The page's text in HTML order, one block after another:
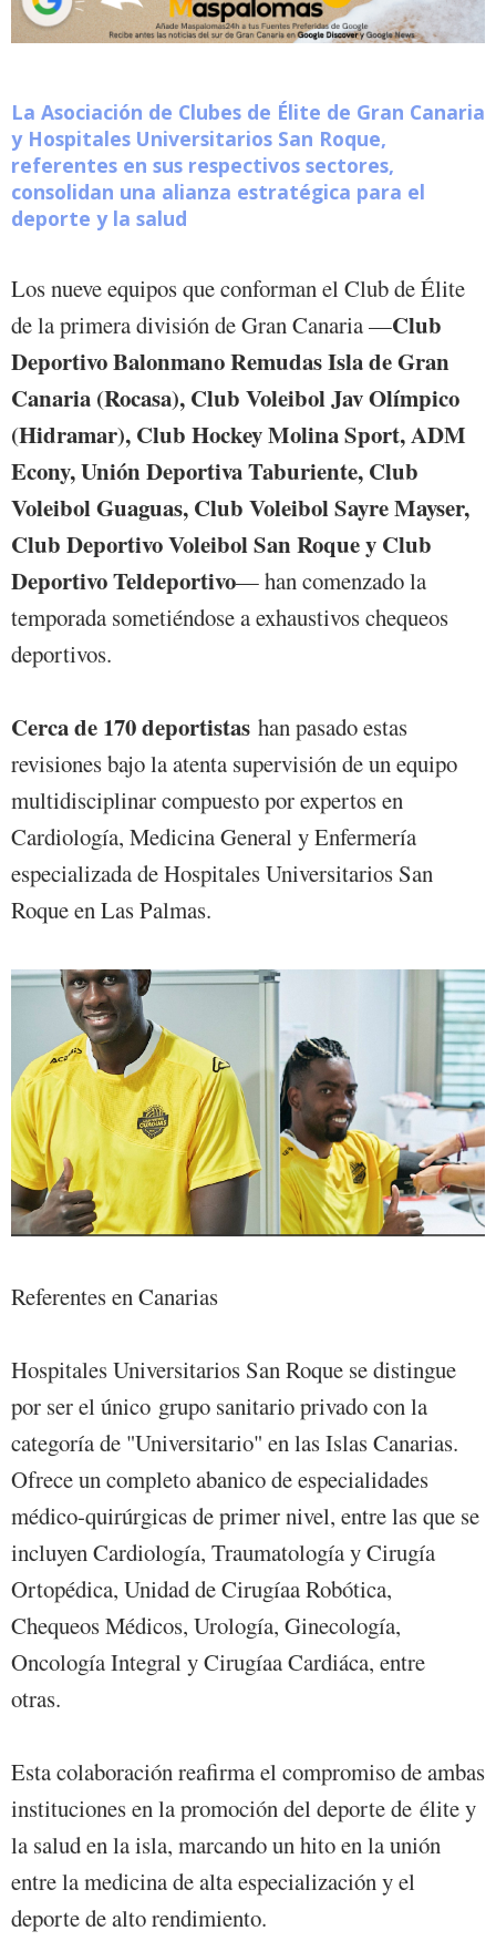
La Asociación de Clubes de Élite de Gran Canaria
y Hospitales Universitarios San Roque,
referentes en sus respectivos sectores,
consolidan una alianza estratégica para el
deporte y la salud
Los nueve equipos que conforman el Club de Élite
de la primera división de Gran Canaria —Club
Deportivo Balonmano Remudas Isla de Gran
Canaria (Rocasa), Club Voleibol Jav Olímpico
(Hidramar), Club Hockey Molina Sport, ADM
Econy, Unión Deportiva Taburiente, Club
Voleibol Guaguas, Club Voleibol Sayre Mayser,
Club Deportivo Voleibol San Roque y Club
Deportivo Teldeportivo— han comenzado la
temporada sometiéndose a exhaustivos chequeos
deportivos.
Cerca de 170 deportistas han pasado estas
revisiones bajo la atenta supervisión de un equipo
multidisciplinar compuesto por expertos en
Cardiología, Medicina General y Enfermería
especializada de Hospitales Universitarios San
Roque en Las Palmas.
Referentes en Canarias
Hospitales Universitarios San Roque se distingue
por ser el único grupo sanitario privado con la
categoría de "Universitario" en las Islas Canarias.
Ofrece un completo abanico de especialidades
médico-quirúrgicas de primer nivel, entre las que se
incluyen Cardiología, Traumatología y Cirugía
Ortopédica, Unidad de Cirugíaa Robótica,
Chequeos Médicos, Urología, Ginecología,
Oncología Integral y Cirugíaa Cardiáca, entre
otras.
Esta colaboración reafirma el compromiso de ambas
instituciones en la promoción del deporte de élite y
la salud en la isla, marcando un hito en la unión
entre la medicina de alta especialización y el
deporte de alto rendimiento.